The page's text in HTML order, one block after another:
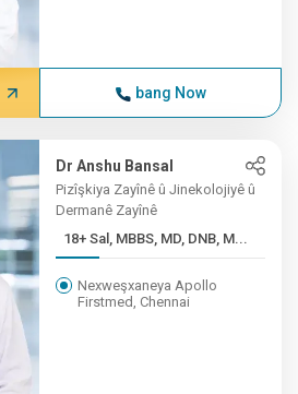
bang Now
Dr Anshu Bansal
Pizîşkiya Zayînê û Jinekolojiyê û
Dermanê Zayînê
18+ Sal, MBBS, MD, DNB, M...
Nexweşxaneya Apollo
Firstmed, Chennai